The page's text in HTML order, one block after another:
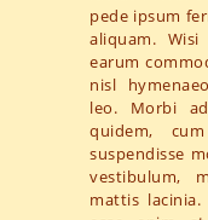
pede ipsum
aliquam.
earum
nisl
leo. Morbi
quidem,
suspendisse
vestibulum,
mattis